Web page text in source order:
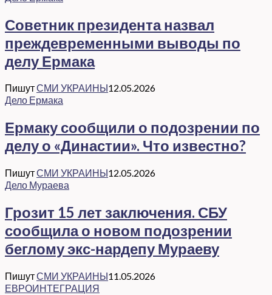
Советник президента назвал
преждевременными выводы по
делу Ермака
ПишутСМИ УКРАИНЫ12.05.2026
Дело Ермака
Ермаку сообщили о подозрении по
делу о «Династии». Что известно?
ПишутСМИ УКРАИНЫ12.05.2026
Дело Мураева
Грозит 15 лет заключения. СБУ
сообщила о новом подозрении
беглому экс-нардепу Мураеву
ПишутСМИ УКРАИНЫ11.05.2026
ЕВРОИНТЕГРАЦИЯ